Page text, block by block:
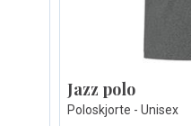
Jazz polo
Poloskjorte - Unisex